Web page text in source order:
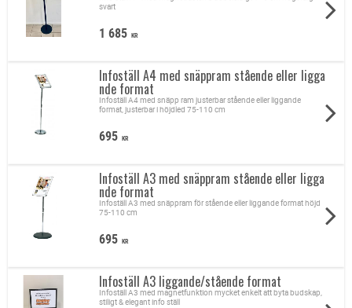
svart
1 685 KR
Infoställ A4 med snäppram stående eller ligga
nde format
Infoställ A4 med snäpp ram justerbar stående eller liggande
format, justerbar i höjdled 75-110 cm
695 KR
Infoställ A3 med snäppram stående eller ligga
nde format
Infoställ A3 med snäppram för stående eller liggande format höjd
75-110 cm
695 KR
Infoställ A3 liggande/stående format
Infoställ A3 med magnetfunktion mycket enkelt att byta budskap,
stiligt & elegant info ställ